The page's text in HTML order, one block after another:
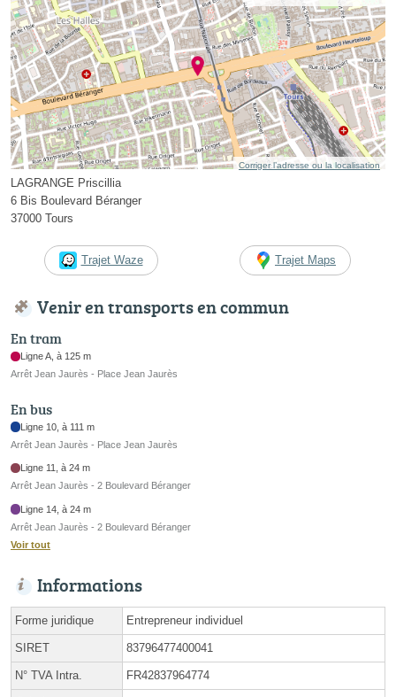
Corriger l’adresse ou la localisation
LAGRANGE Priscillia
6 Bis Boulevard Béranger
37000 Tours
Trajet Waze Trajet Maps
Venir en transports en commun
En tram
Ligne A, à 125 m
Arrêt Jean Jaurès - Place Jean Jaurès
En bus
Ligne 10, à 111 m
Arrêt Jean Jaurès - Place Jean Jaurès
Ligne 11, à 24 m
Arrêt Jean Jaurès - 2 Boulevard Béranger
Ligne 14, à 24 m
Arrêt Jean Jaurès - 2 Boulevard Béranger
Voir tout
Informations
Forme juridique Entrepreneur individuel
SIRET 83796477400041
N° TVA Intra. FR42837964774